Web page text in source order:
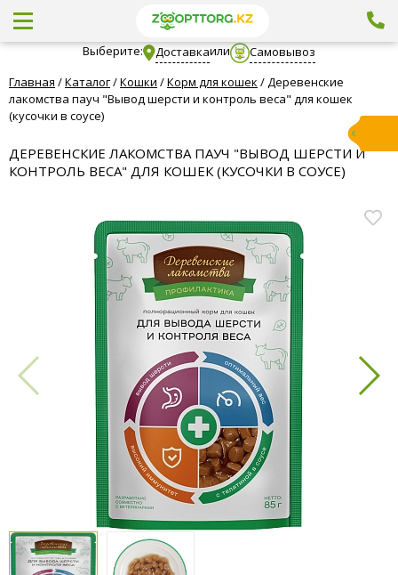
Выберите: Доставкаили
Самовывоз
Главная /Каталог/Кошки /Корм для кошек /Деревенские
лакомства пауч "Вывод шерсти и контроль веса" для кошек
(кусочки в соусе)
ДЕРЕВЕНСКИЕ ЛАКОМСТВА ПАУЧ "ВЫВОД ШЕРСТИ И
КОНТРОЛЬ ВЕСА" ДЛЯ КОШЕК (КУСОЧКИ В СОУСЕ)